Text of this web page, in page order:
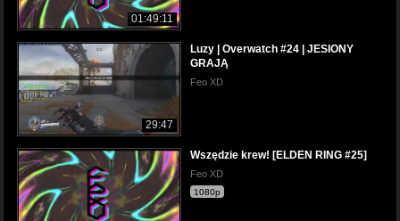
01:49:11
29:47
Luzy | Overwatch #24 | JESIONY
GRAJĄ
Feo XD
Wszędzie krew! [ELDEN RING #25]
Feo XD
1080p